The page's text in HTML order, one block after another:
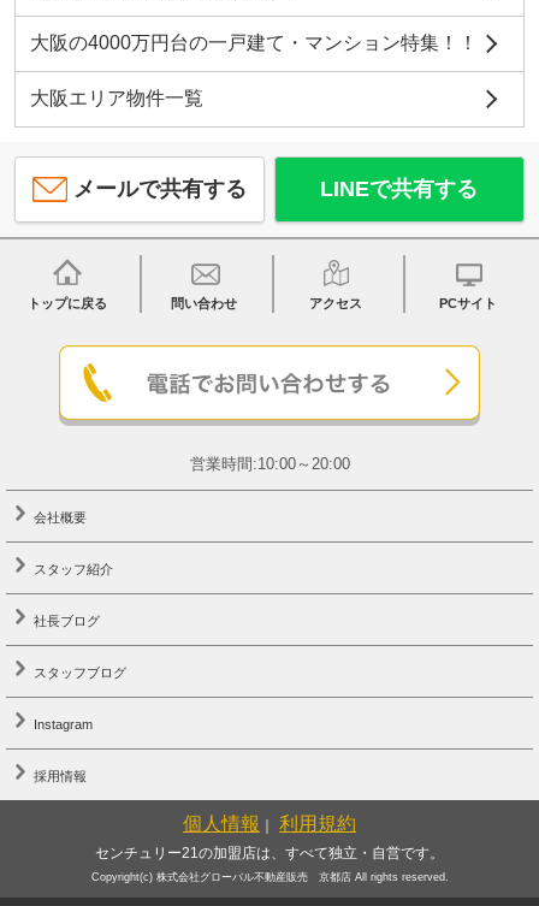
大阪の4000万円台の一戸建て・マンション特集！！
大阪エリア物件一覧
メールで共有する LINEで共有する
トップに戻る 問い合わせ アクセス PCサイト
営業時間:10:00～20:00
会社概要
スタッフ紹介
社長ブログ
スタッフブログ
Instagram
採用情報
個人情報 利用規約
センチュリー21の加盟店は、すべて独立・自営です。
Copyright(c) 株式会社グローバル不動産販売 京都店 All rights reserved.